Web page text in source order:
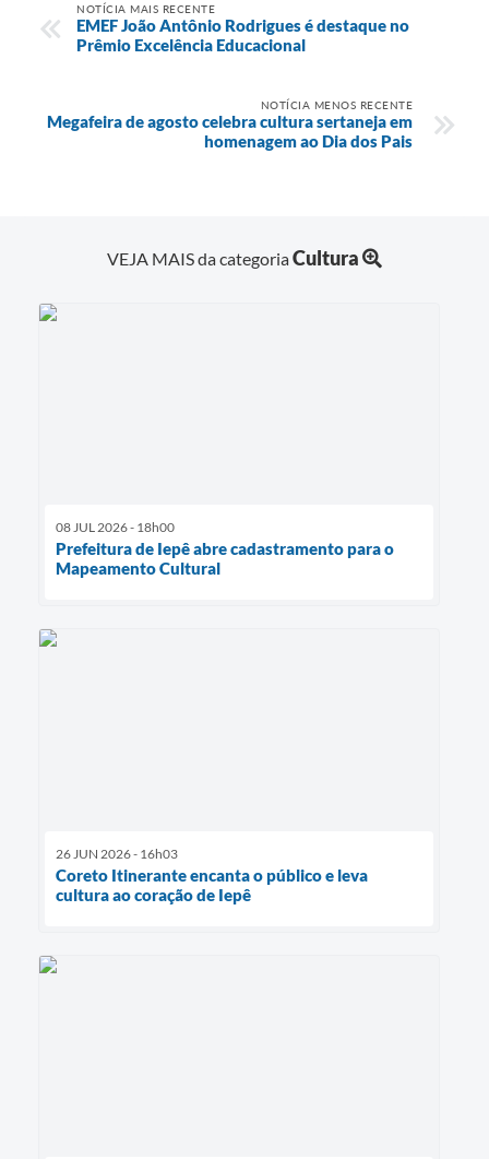
NOTÍCIA MAIS RECENTE
EMEF João Antônio Rodrigues é destaque no
Prêmio Excelência Educacional
NOTÍCIA MENOS RECENTE
Megafeira de agosto celebra cultura sertaneja em
homenagem ao Dia dos Pais
VEJA MAIS da categoriaCultura
08 JUL 2026 - 18h00
Prefeitura de Iepê abre cadastramento para o
Mapeamento Cultural
26 JUN 2026 - 16h03
Coreto Itinerante encanta o público e leva
cultura ao coração de Iepê